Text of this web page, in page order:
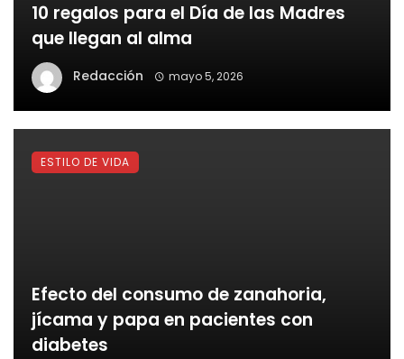
10 regalos para el Día de las Madres
que llegan al alma
Redacción mayo 5, 2026
Efecto del consumo de zanahoria,
jícama y papa en pacientes con
diabetes
ESTILO DE VIDA